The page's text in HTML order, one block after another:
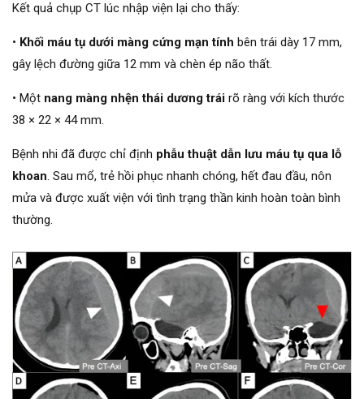
Kết quả chụp CT lúc nhập viện lại cho thấy:
• Khối máu tụ dưới màng cứng mạn tính bên trái dày 17 mm,
gây lệch đường giữa 12 mm và chèn ép não thất.
• Một nang màng nhện thái dương trái rõ ràng với kích thước
38 × 22 × 44 mm.
Bệnh nhi đã được chỉ định phẫu thuật dẫn lưu máu tụ qua lỗ
khoan. Sau mổ, trẻ hồi phục nhanh chóng, hết đau đầu, nôn
mửa và được xuất viện với tình trạng thần kinh hoàn toàn bình
thường.